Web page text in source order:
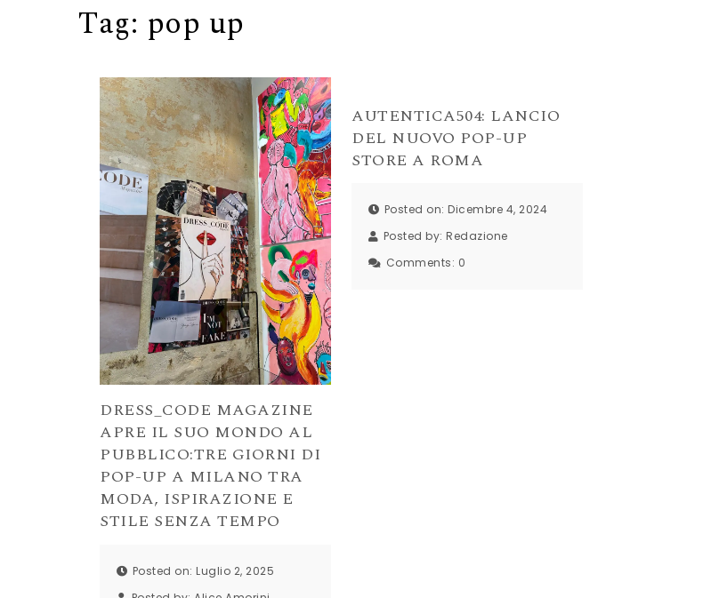
Tag: pop up
DRESS_CODE MAGAZINE
APRE IL SUO MONDO AL
PUBBLICO:TRE GIORNI DI
POP-UP A MILANO TRA
MODA, ISPIRAZIONE E
STILE SENZA TEMPO
Posted on: Luglio 2, 2025
AUTENTICA504: LANCIO
DEL NUOVO POP-UP
STORE A ROMA
Posted on: Dicembre 4, 2024
Posted by:Redazione
Comments: 0